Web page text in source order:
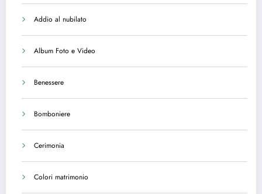
Addio al nubilato
Album Foto e Video
Benessere
Bomboniere
Cerimonia
Colori matrimonio